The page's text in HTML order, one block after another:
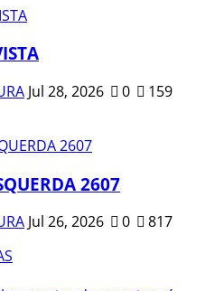
Jul 28, 2026 0 159
2607
Jul 26, 2026 0
817